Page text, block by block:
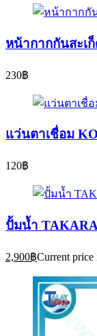
หน้ากากกันสะเ
230฿
แว่นตาเชื่อม
120฿
ปั้มน้ำ
2,900฿Current price